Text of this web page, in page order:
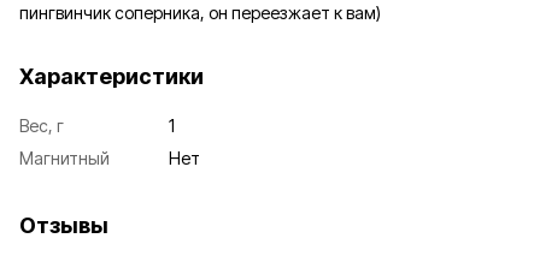
пингвинчик соперника, он переезжает к вам)
Характеристики
Вес, г
1
Магнитный
Нет
Отзывы